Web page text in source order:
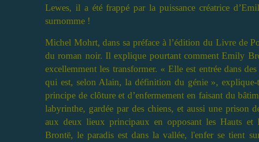
Lewes, il a été frappé par la puissance créatrice
surnomme !
Michel Mohrt, dans sa préface à l’édition du Livre de
du roman noir. Il explique pourtant comment Emily
excellemment les transformer. « Elle est entrée dans
qui est, selon Alain, la définition du génie »,
principe de clôture et d’enfermement en faisant du
labyrinthe, gardée par des chiens, et aussi une prison
aux deux lieux principaux en opposant les Hauts et
Brontë, le paradis est dans la vallée, l'enfer se tient